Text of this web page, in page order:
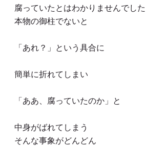
腐っていたとはわかりませんでした
本物の御柱でないと
「あれ？」という具合に
簡単に折れてしまい
「ああ、腐っていたのか」と
中身がばれてしまう
そんな事象がどんどん